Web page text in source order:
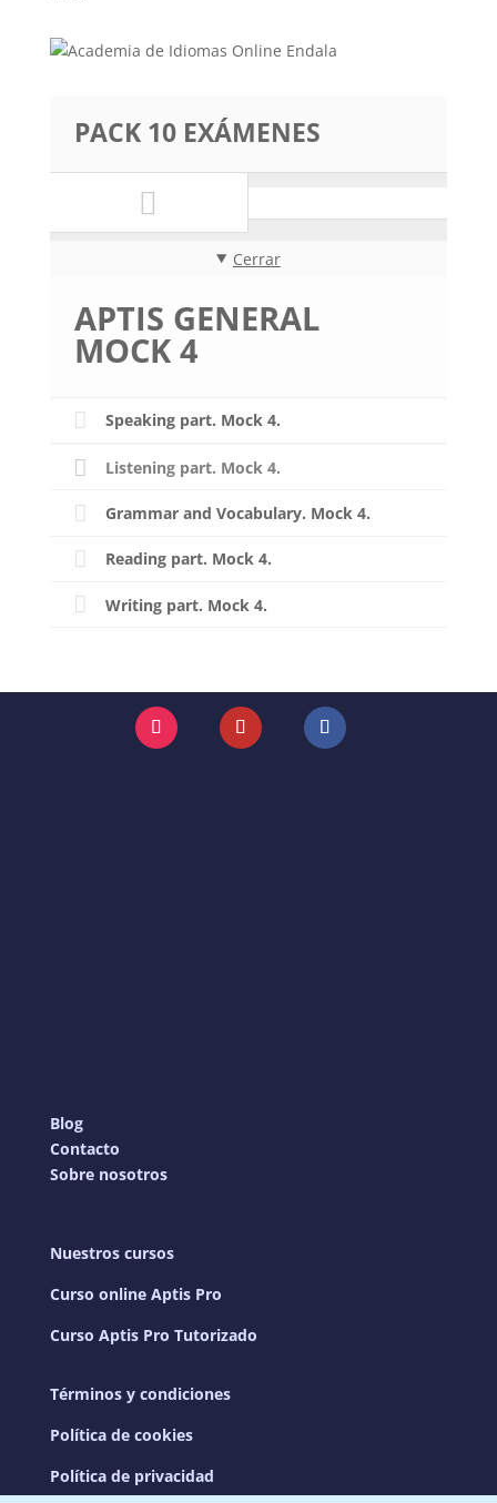
PACK 10 EXÁMENES
Cerrar
APTIS GENERAL
MOCK 4
Speaking part. Mock 4.
Listening part. Mock 4.
Grammar and Vocabulary. Mock 4.
Reading part. Mock 4.
Writing part. Mock 4.
Instagram YouTube Facebook
Blog
Contacto
Sobre nosotros
Nuestros cursos
Curso online Aptis Pro
Curso Aptis Pro Tutorizado
Términos y condiciones
Política de cookies
Política de privacidad